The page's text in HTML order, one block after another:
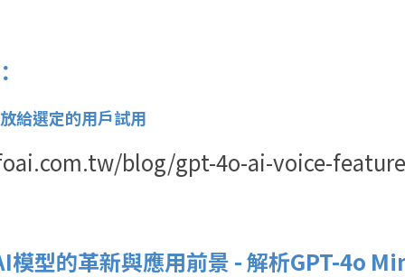
給選定的用戶試用
blog/gpt-4o-ai-voice-
型的革新與應用前景 - 解析GPT-4o